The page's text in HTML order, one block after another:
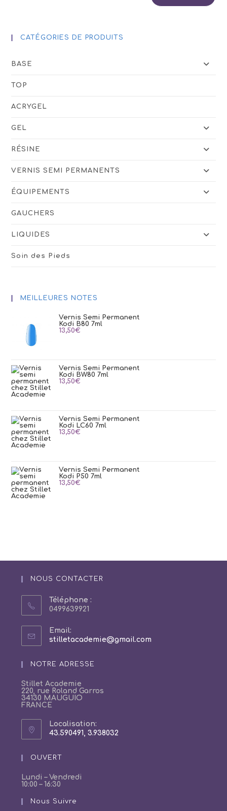
CATÉGORIES DE PRODUITS
BASE
TOP
ACRYGEL
GEL
RÉSINE
VERNIS SEMI PERMANENTS
ÉQUIPEMENTS
GAUCHERS
LIQUIDES
Soin des Pieds
MEILLEURES NOTES
Vernis Semi Permanent
Kodi B80 7ml
13,50€
Vernis Semi Permanent
Kodi BW80 7ml
13,50€
Vernis Semi Permanent
Kodi LC60 7ml
13,50€
Vernis Semi Permanent
Kodi P50 7ml
13,50€
NOUS CONTACTER
Téléphone :
0499639921
Email:
stilletacademie@gmail.comS’ouvre
NOTRE ADRESSE
Stillet Academie
220, rue Roland Garros
34130 MAUGUIO
FRANCE
Localisation:
43.590491, 3.938032
un
nouvel
OUVERT
Lundi – Vendredi
10:00 – 16:30
Nous Suivre